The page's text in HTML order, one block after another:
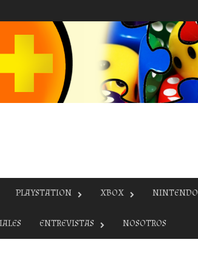
PLAYSTATION XBOX NINTENDO
ENTREVISTAS NOSOTROS